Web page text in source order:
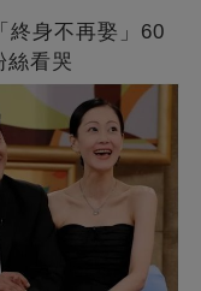
終身不再娶」60
絲看哭